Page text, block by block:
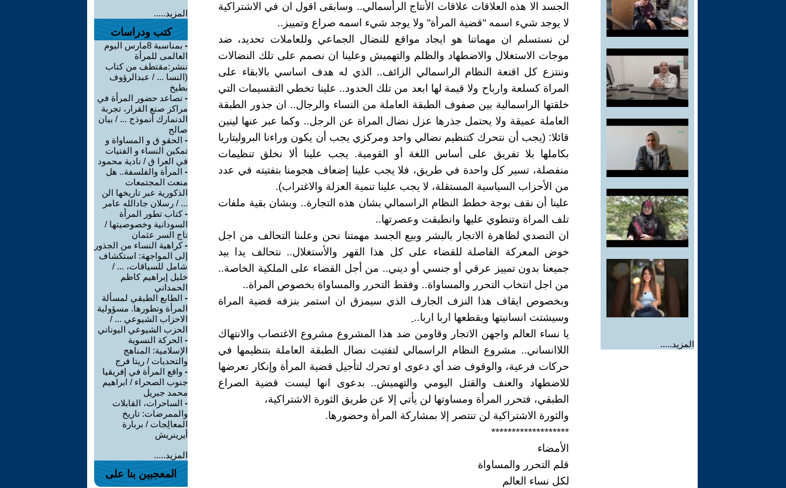
المزيد.....
الجسد الا هذه العلاقات علاقات الأنتاج الرأسمالي.. وسابقى اقول ان في الاشتراكية
لا يوجد شيء اسمه "قضية المرأة" ولا يوجد شيء اسمه صراع وتمييز..
لن نستسلم ان مهماتنا هو ايجاد مواقع للنضال الجماعي وللعاملات تحديد، ضد
موجات الاستغلال والاضطهاد والظلم والتهميش وعلينا ان نصمم على تلك النضالات
وننتزع كل اقنعة النظام الراسمالي الزائف.. الذي له هدف اساسي بالابقاء على
المراة كسلعة وارباح ولا قيمة لها ابعد من تلك الحدود.. علينا تخطي التقسيمات التي
خلقتها الراسمالية بين صفوف الطبقة العاملة من النساء والرجال.. ان جذور الطبقة
العاملة عميقة ولا يحتمل جذرها عزل نضال المراة عن الرجل.. وكما عبر عنها لينين
قائلا: (يجب أن نتحرك كتنظيم نضالي واحد ومركزي يجب أن يكون وراءنا البروليتاريا
بكاملها بلا تفريق على أساس اللغة أو القومية. يجب علينا ألا نخلق تنظيمات
منفصلة، تسير كل واحدة في طريق، فلا يجب علينا إضعاف هجومنا بتفتيته في عدد
من الأحزاب السياسية المستقلة، لا يجب علينا تنمية العزلة والاغتراب).
علينا أن نقف بوجة خطط النظام الراسمالي بشان هذه التجارة.. وبشان بقية ملفات
تلف المراة وتنطوي عليها وانطبقت وعصرتها..
ان التصدي لظاهرة الاتجار بالبشر وبيع الجسد مهمتنا نحن وعلىنا التحالف من اجل
خوض المعركة الفاصلة للقضاء على كل هذا القهر والأستغلال.. نتحالف يدا بيد
جميعنا بدون تمييز عرقي أو جنسي أو ديني.. من أجل القضاء على الملكية الخاصة..
من اجل انتخاب التحرر والمساواة.. وفقط التحرر والمساواة بخصوص المراة..
وبخصوص ايقاف هذا النزف الجارف الذي سيمزق ان استمر بنزفه قضية المراة
وسيشتت انسانيتها ويقطعها اربا اربا.. ِ
يا نساء العالم واجهن الاتجار وقاومن ضد هذا المشروع مشروع الاغتصاب والانتهاك
اللاانساني.. مشروع النظام الراسمالي لتفتيت نضال الطبقة العاملة بتنظيمها في
حركات فرعية، والوقوف ضد أي دعوى او تحرك لتأجيل قضية المرأة وإنكار تعرضها
للاضطهاد والعنف والقتل اليومي والتهميش.. بدعوى انها ليست قضية الصراع
الطبقي، فتحرر المرأة ومساوتها لن يأتي إلا عن طريق الثورة الاشتراكية،
والثورة الاشتراكية لن تنتصر إلا بمشاركة المرأة وحضورها.
*******************
الأمضاء
قلم التحرر والمساواة
لكل نساء العالم
المزيد.....
كتب ودراسات
-
بمناسبة 8مارس اليوم
العالمى للمرأة
ننشر:مقتطف من كتاب
(النسا ... / عبدالرؤوف
بطيخ
- تصاعد حضور المرأة في
مراكز صنع القرار، تجربة
الدنمارك أنموذج ... / بيان
صالح
- الحقو ق و المساواة و
تمكين النساء و الفتيات
في العرا ق / نادية محمود
- المرأة والفلسفة.. هل
منعت المجتمعات
الذكورية عبر تاريخها الن
... / رسلان جادالله عامر
-كتاب تطور المرأة
السودانية وخصوصيتها /
تاج السر عثمان
-كراهية النساء من الجذور
إلى المواجهة: استكشاف
شامل للسياقات، ... /
خليل إبراهيم كاظم
الحمداني
- الطابع الطبقي لمسألة
المرأة وتطورها. مسؤولية
الاحزاب الشيوعي ... /
الحزب الشيوعي اليوناني
- الحركة النسوية
الإسلامية: المناهج
والتحديات / ريتا فرج
- واقع المرأة في إفريقيا
جنوب الصحراء / ابراهيم
محمد جبريل
- الساحرات، القابلات
والممرضات: تاريخ
المعالِجات / بربارة
أيرينريش
المزيد.....
المعجبين بنا على